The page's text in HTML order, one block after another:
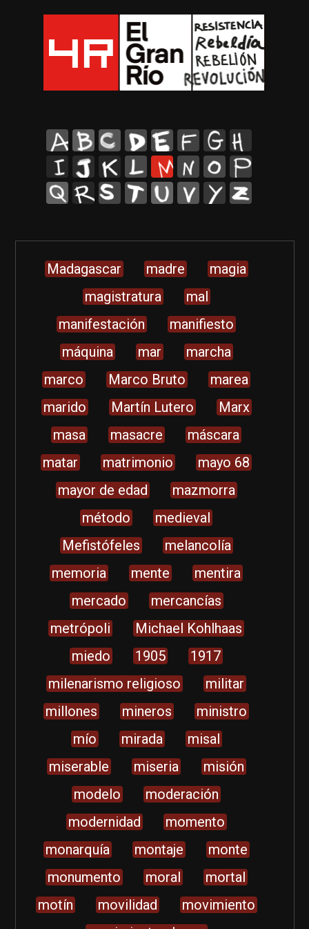
A B C D E F G
H
I
J K L M N O
P
Madagascar madre
magia
magistratura
mal
manifestación
manifiesto
máquina
mar
marcha
marco
Marco Bruto
marea
marido
Martín Lutero
Marx
masa
masacre
máscara
matar
matrimonio
mayo 68
mayor de edad
mazmorra
método
medieval
Mefistófeles
melancolía
memoria
mente
mentira
mercado
mercancías
metrópoli
Michael Kohlhaas
miedo
1905
1917
milenarismo religioso
militar
millones
mineros
ministro
mío
mirada
misal
miserable
miseria
misión
modelo
moderación
modernidad
momento
monarquía
montaje
monte
monumento
moral
mortal
motín
movilidad
movimiento